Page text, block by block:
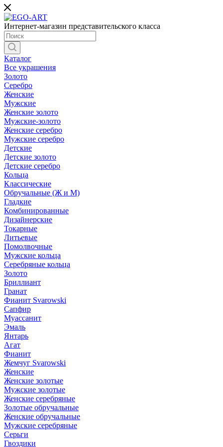
Интернет-магазин представительского класса
Каталог
Все украшения
Золото
Серебро
Женские
Мужские
Женские золото
Мужские-золото
Женские серебро
Мужские серебро
Детские
Детские золото
Детские серебро
Кольца
Классические
Обручальные (Ж и М)
Гладкие
Комбинированные
Дизайнерские
Токарные
Литьевые
Помолвочные
Мужские кольца
Серебряные кольца
Золото
Бриллиант
Гранат
Фианит Svarowski
Сапфир
Муассанит
Эмаль
Янтарь
Агат
Фианит
Жемчуг Svarowski
Женские
Женские золотые
Мужские золотые
Женские серебряные
Золотые обручальные
Женские обручальные
Мужские серебряные
Серьги
Гвоздики